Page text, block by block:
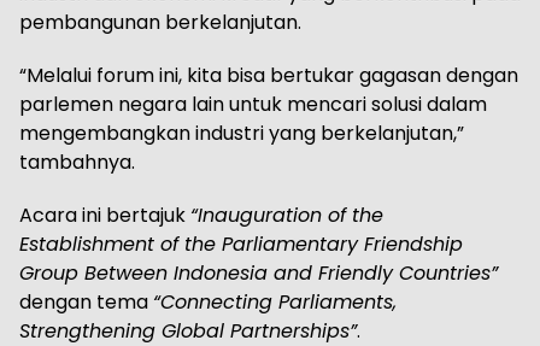
pembangunan berkelanjutan.
“Melalui forum ini, kita bisa bertukar gagasan dengan
parlemen negara lain untuk mencari solusi dalam
mengembangkan industri yang berkelanjutan,”
tambahnya.
Acara ini bertajuk “Inauguration of the
Establishment of the Parliamentary Friendship
Group Between Indonesia and Friendly Countries”
dengan tema “Connecting Parliaments,
Strengthening Global Partnerships”.